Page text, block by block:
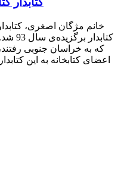
خانم مژگان اصغری،
که به خراسان جنوبی
اعضای کتابخانه به این